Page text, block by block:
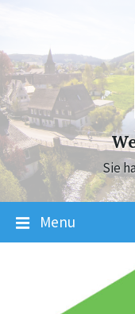
navigation
Sie
Menu